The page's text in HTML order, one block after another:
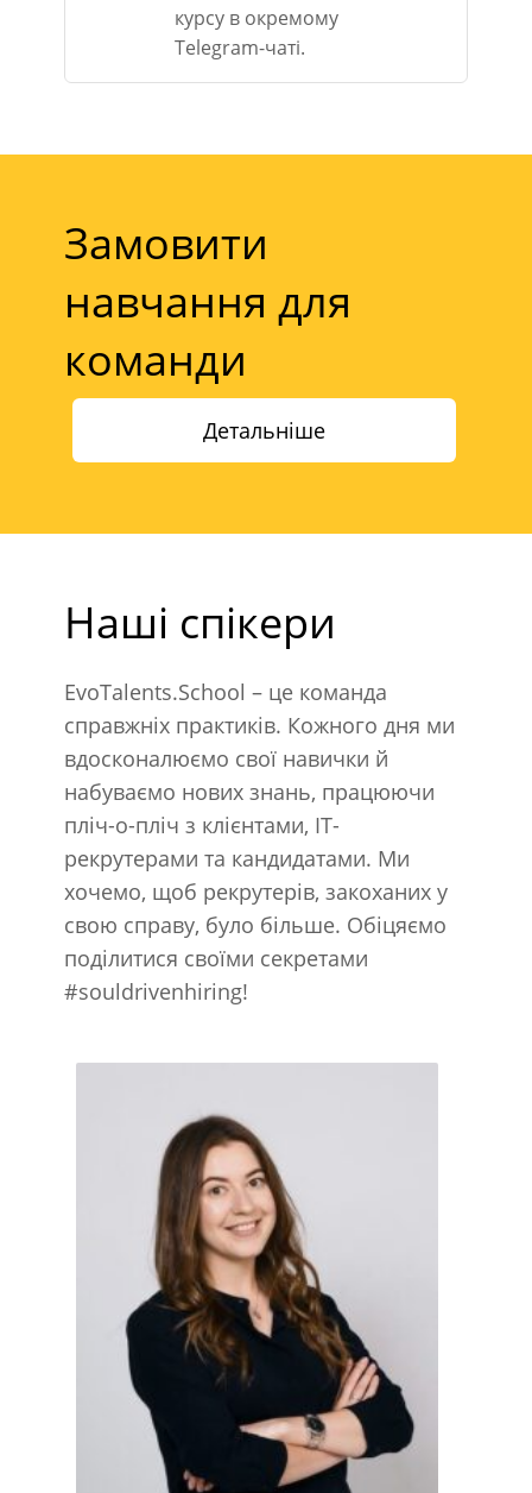
курсу в окремому
Telegram-чаті.
Замовити
навчання для
команди
Детальніше
Наші спікери
EvoTalents.School – це команда
справжніх практиків. Кожного дня ми
вдосконалюємо свої навички й
набуваємо нових знань, працюючи
пліч-о-пліч з клієнтами, IT-
рекрутерами та кандидатами. Ми
хочемо, щоб рекрутерів, закоханих у
свою справу, було більше. Обіцяємо
поділитися своїми секретами
#souldrivenhiring!